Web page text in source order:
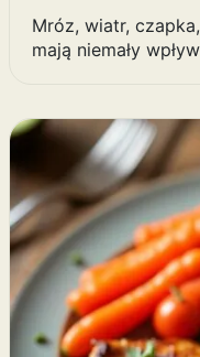
górach
uwagę?
28 lipca 2024
Latem góry
przyrody, ale
spędzić…